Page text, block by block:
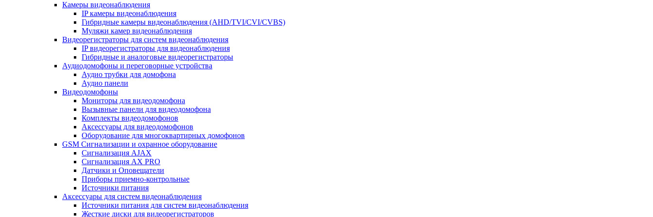
Камеры видеонаблюдения
IP камеры видеонаблюдения
Гибридные камеры видеонаблюдения (AHD/TVI/CVI/CVBS)
Муляжи камер видеонаблюдения
Видеорегистраторы для систем видеонаблюдения
IP видеорегистраторы для видеонаблюдения
Гибридные и аналоговые видеорегистраторы
Аудиодомофоны и переговорные устройства
Аудио трубки для домофона
Аудио панели
Видеодомофоны
Мониторы для видеодомофона
Вызывные панели для видеодомофона
Комплекты видеодомофонов
Аксессуары для видеодомофонов
Оборудование для многоквартирных домофонов
GSM Сигнализации и охранное оборудование
Сигнализация AJAX
Сигнализация AX PRO
Датчики и Оповещатели
Приборы приемно-контрольные
Источники питания
Аксессуары для систем видеонаблюдения
Источники питания для систем видеонаблюдения
Жесткие диски для видеорегистраторов